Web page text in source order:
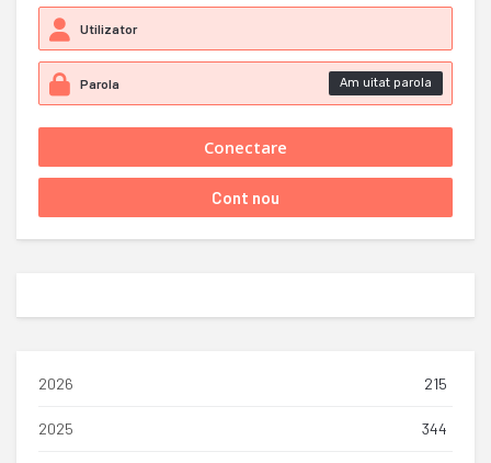
Am uitat parola
2026 215
2025 344